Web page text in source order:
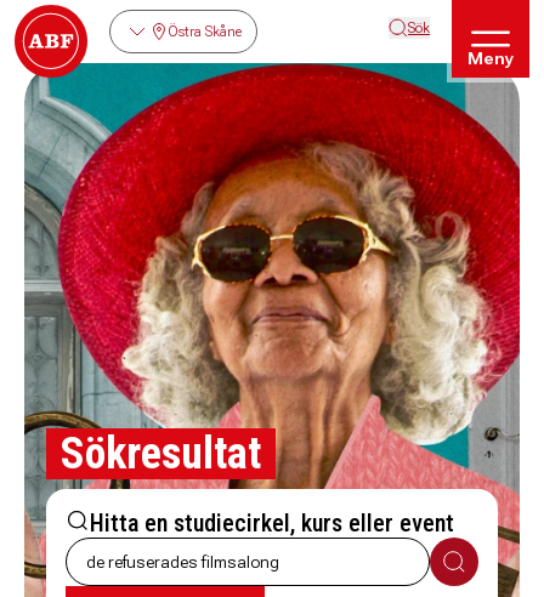
Östra Skåne Sök
Meny
Sökresultat
Hitta en studiecirkel, kurs eller event
Sök